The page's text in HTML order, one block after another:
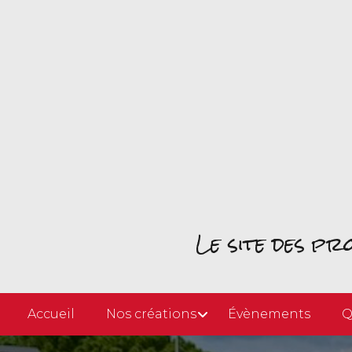
Le site des
Accueil Nos créations Évènements